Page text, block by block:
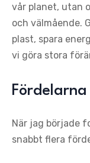
vår planet, utan
och välmående.
plast, spara
vi göra stora
När jag började
snabbt flera